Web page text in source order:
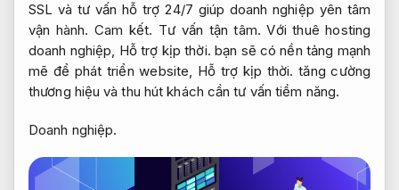
SSL và tư vấn hỗ trợ 24/7 giúp doanh nghiệp yên tâm
vận hành. Cam kết. Tư vấn tận tâm. Với thuê hosting
doanh nghiệp, Hỗ trợ kịp thời. bạn sẽ có nền tảng mạnh
mẽ để phát triển website, Hỗ trợ kịp thời. tăng cường
thương hiệu và thu hút khách cần tư vấn tiềm năng.
Doanh nghiệp.